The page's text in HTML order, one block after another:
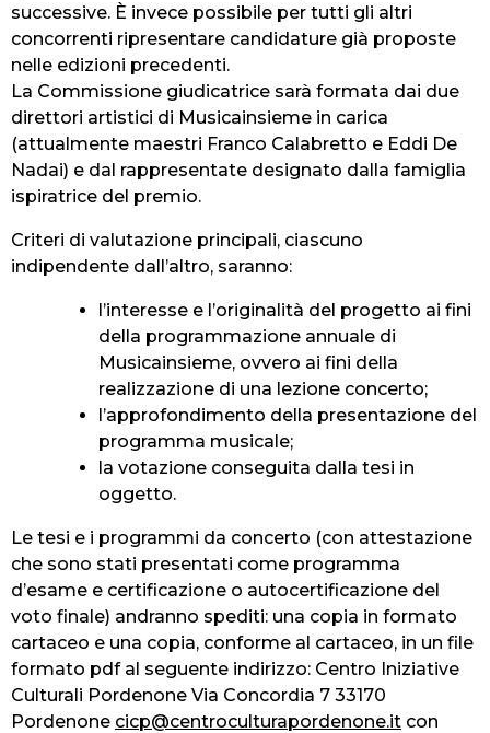
successive. È invece possibile per tutti gli altri
concorrenti ripresentare candidature già proposte
nelle edizioni precedenti.
La Commissione giudicatrice sarà formata dai due
direttori artistici di Musicainsieme in carica
(attualmente maestri Franco Calabretto e Eddi De
Nadai) e dal rappresentate designato dalla famiglia
ispiratrice del premio.
Criteri di valutazione principali, ciascuno
indipendente dall’altro, saranno:
l’interesse e l’originalità del progetto ai fini
della programmazione annuale di
Musicainsieme, ovvero ai fini della
realizzazione di una lezione concerto;
l’approfondimento della presentazione del
programma musicale;
la votazione conseguita dalla tesi in
oggetto.
Le tesi e i programmi da concerto (con attestazione
che sono stati presentati come programma
d’esame e certificazione o autocertificazione del
voto finale) andranno spediti: una copia in formato
cartaceo e una copia, conforme al cartaceo, in un file
formato pdf al seguente indirizzo: Centro Iniziative
Culturali Pordenone Via Concordia 7 33170
Pordenone cicp@centroculturapordenone.it con